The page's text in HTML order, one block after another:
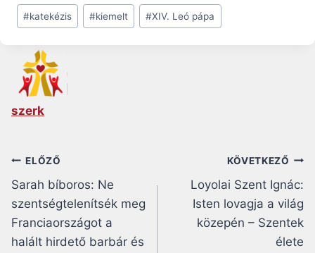
Post
Tags:
#katekézis #kiemelt #XIV. Leó pápa
szerk
Bejegyzés
navigáció
ELŐZŐ
Sarah bíboros: Ne
szentségtelenítsék meg
Franciaországot a
halált hirdető barbár és
KÖVETKEZŐ
Loyolai Szent Ignác:
Isten lovagja a világ
közepén – Szentek
élete